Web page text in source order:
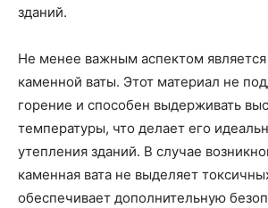
зданий.
Не менее важным аспектом является
каменной ваты. Этот материал не
горение и способен выдерживать
температуры, что делает его
утепления зданий. В случае
каменная вата не выделяет
обеспечивает дополнительную